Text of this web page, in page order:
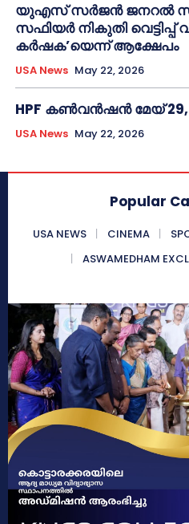
യുഎസ് സർജൻ ജനറൽ
സഫിയർ നികുതി വെട്ടിപ്പ്
കർഷക’യെന്ന് ആക്ഷേപം
USA News May 22, 2026
HPF കൺവൻഷൻ മേയ് 29,
USA News May 22, 2026
Popular
USA NEWS CINEMA
ASWAMEDHAM